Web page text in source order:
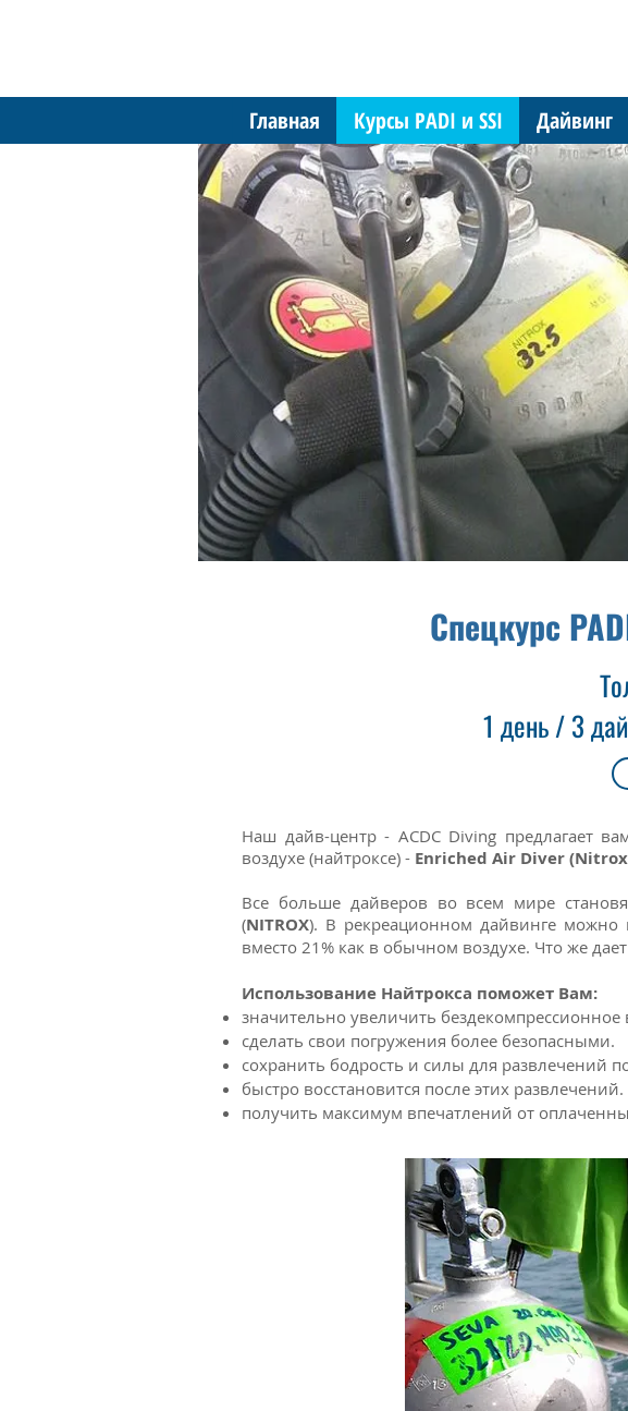
Спецкурс
1 день / 3
Наш дайв-центр - ACDC Diving предлагает
воздухе (найтроксе) - Enriched Air Diver
Все больше дайверов во всем мире
(NITROX). В рекреационном дайвинге можно
вместо 21% как в обычном воздухе. Что же
Использование Найтрокса поможет Вам:
значительно увеличить бездекомпрессионное
сделать свои погружения более безопасными.
сохранить бодрость и силы для развлечений
быстро восстановится после этих развлечений.
получить максимум впечатлений от
Главная Курсы PADI и SSI Дайвинг